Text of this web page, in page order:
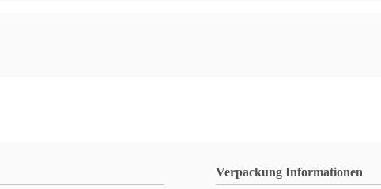
Verpackung Informationen